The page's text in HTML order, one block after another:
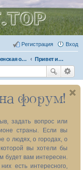
Вход
Регистрация
Пензенская область 58 Привет из прошлого
форум!
задать вопрос или
страны. Если вы
о людях, о городах, о
вы хотели бы
будет вам интересен.
есть интересного,